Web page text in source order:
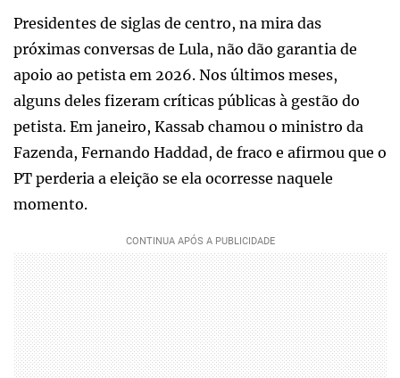
Presidentes de siglas de centro, na mira das
próximas conversas de Lula, não dão garantia de
apoio ao petista em 2026. Nos últimos meses,
alguns deles fizeram críticas públicas à gestão do
petista. Em janeiro, Kassab chamou o ministro da
Fazenda, Fernando Haddad, de fraco e afirmou que o
PT perderia a eleição se ela ocorresse naquele
momento.